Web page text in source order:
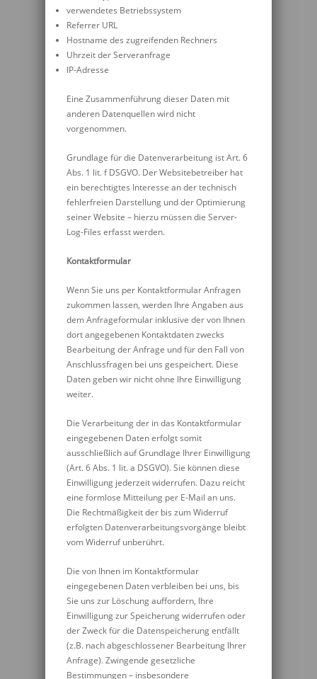
verwendetes Betriebssystem
Referrer URL
Hostname des zugreifenden Rechners
Uhrzeit der Serveranfrage
IP-Adresse
Eine Zusammenführung dieser Daten mit
anderen Datenquellen wird nicht
vorgenommen.
Grundlage für die Datenverarbeitung ist Art. 6
Abs. 1 lit. f DSGVO. Der Websitebetreiber hat
ein berechtigtes Interesse an der technisch
fehlerfreien Darstellung und der Optimierung
seiner Website – hierzu müssen die Server-
Log-Files erfasst werden.
Kontaktformular
Wenn Sie uns per Kontaktformular Anfragen
zukommen lassen, werden Ihre Angaben aus
dem Anfrageformular inklusive der von Ihnen
dort angegebenen Kontaktdaten zwecks
Bearbeitung der Anfrage und für den Fall von
Anschlussfragen bei uns gespeichert. Diese
Daten geben wir nicht ohne Ihre Einwilligung
weiter.
Die Verarbeitung der in das Kontaktformular
eingegebenen Daten erfolgt somit
ausschließlich auf Grundlage Ihrer Einwilligung
(Art. 6 Abs. 1 lit. a DSGVO). Sie können diese
Einwilligung jederzeit widerrufen. Dazu reicht
eine formlose Mitteilung per E-Mail an uns.
Die Rechtmäßigkeit der bis zum Widerruf
erfolgten Datenverarbeitungsvorgänge bleibt
vom Widerruf unberührt.
Die von Ihnen im Kontaktformular
eingegebenen Daten verbleiben bei uns, bis
Sie uns zur Löschung auffordern, Ihre
Einwilligung zur Speicherung widerrufen oder
der Zweck für die Datenspeicherung entfällt
(z.B. nach abgeschlossener Bearbeitung Ihrer
Anfrage). Zwingende gesetzliche
Bestimmungen – insbesondere